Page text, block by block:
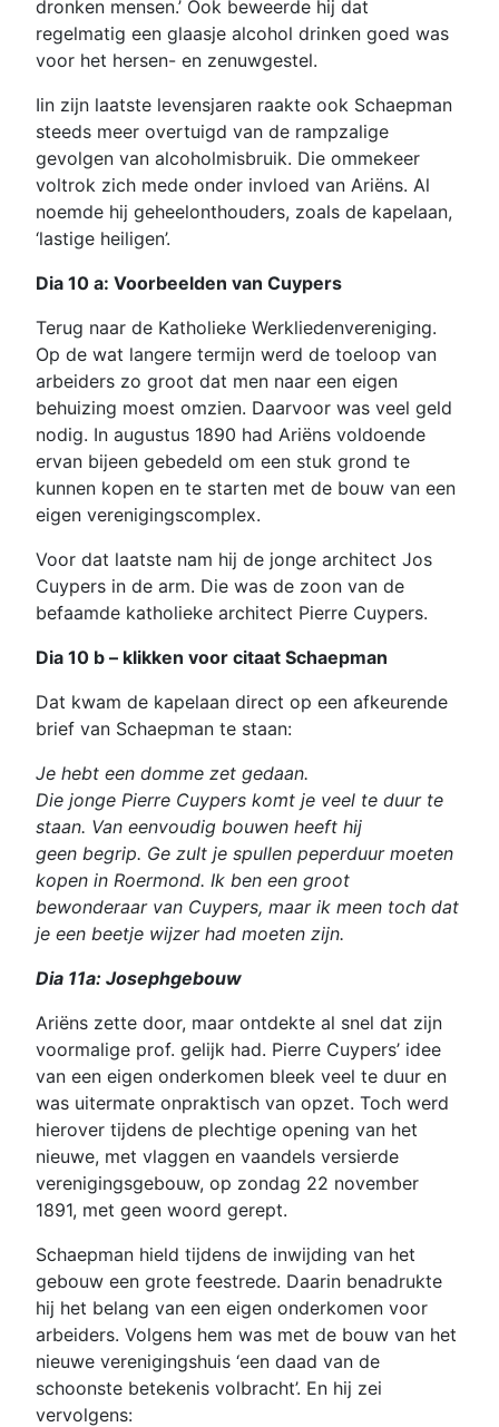
dronken mensen.’ Ook beweerde hij dat
regelmatig een glaasje alcohol drinken goed was
voor het hersen- en zenuwgestel.
Iin zijn laatste levensjaren raakte ook Schaepman
steeds meer overtuigd van de rampzalige
gevolgen van alcoholmisbruik. Die ommekeer
voltrok zich mede onder invloed van Ariëns. Al
noemde hij geheelonthouders, zoals de kapelaan,
‘lastige heiligen’.
Dia 10 a: Voorbeelden van Cuypers
Terug naar de Katholieke Werkliedenvereniging.
Op de wat langere termijn werd de toeloop van
arbeiders zo groot dat men naar een eigen
behuizing moest omzien. Daarvoor was veel geld
nodig. In augustus 1890 had Ariëns voldoende
ervan bijeen gebedeld om een stuk grond te
kunnen kopen en te starten met de bouw van een
eigen verenigingscomplex.
Voor dat laatste nam hij de jonge architect Jos
Cuypers in de arm. Die was de zoon van de
befaamde katholieke architect Pierre Cuypers.
Dia 10 b – klikken voor citaat Schaepman
Dat kwam de kapelaan direct op een afkeurende
brief van Schaepman te staan:
Je hebt een domme zet gedaan.
Die jonge Pierre Cuypers komt je veel te duur te
staan. Van eenvoudig bouwen heeft hij
geen begrip. Ge zult je spullen peperduur moeten
kopen in Roermond. Ik ben een groot
bewonderaar van Cuypers, maar ik meen toch dat
je een beetje wijzer had moeten zijn.
Dia 11a: Josephgebouw
Ariëns zette door, maar ontdekte al snel dat zijn
voormalige prof. gelijk had. Pierre Cuypers’ idee
van een eigen onderkomen bleek veel te duur en
was uitermate onpraktisch van opzet. Toch werd
hierover tijdens de plechtige opening van het
nieuwe, met vlaggen en vaandels versierde
verenigingsgebouw, op zondag 22 november
1891, met geen woord gerept.
Schaepman hield tijdens de inwijding van het
gebouw een grote feestrede. Daarin benadrukte
hij het belang van een eigen onderkomen voor
arbeiders. Volgens hem was met de bouw van het
nieuwe verenigingshuis ‘een daad van de
schoonste betekenis volbracht’. En hij zei
vervolgens: